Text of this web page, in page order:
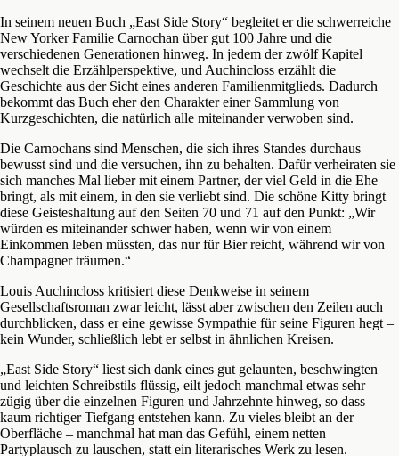
In seinem neuen Buch „East Side Story“ begleitet er die schwerreiche
New Yorker Familie Carnochan über gut 100 Jahre und die
verschiedenen Generationen hinweg. In jedem der zwölf Kapitel
wechselt die Erzählperspektive, und Auchincloss erzählt die
Geschichte aus der Sicht eines anderen Familienmitglieds. Dadurch
bekommt das Buch eher den Charakter einer Sammlung von
Kurzgeschichten, die natürlich alle miteinander verwoben sind.
Die Carnochans sind Menschen, die sich ihres Standes durchaus
bewusst sind und die versuchen, ihn zu behalten. Dafür verheiraten sie
sich manches Mal lieber mit einem Partner, der viel Geld in die Ehe
bringt, als mit einem, in den sie verliebt sind. Die schöne Kitty bringt
diese Geisteshaltung auf den Seiten 70 und 71 auf den Punkt: „Wir
würden es miteinander schwer haben, wenn wir von einem
Einkommen leben müssten, das nur für Bier reicht, während wir von
Champagner träumen.“
Louis Auchincloss kritisiert diese Denkweise in seinem
Gesellschaftsroman zwar leicht, lässt aber zwischen den Zeilen auch
durchblicken, dass er eine gewisse Sympathie für seine Figuren hegt –
kein Wunder, schließlich lebt er selbst in ähnlichen Kreisen.
„East Side Story“ liest sich dank eines gut gelaunten, beschwingten
und leichten Schreibstils flüssig, eilt jedoch manchmal etwas sehr
zügig über die einzelnen Figuren und Jahrzehnte hinweg, so dass
kaum richtiger Tiefgang entstehen kann. Zu vieles bleibt an der
Oberfläche – manchmal hat man das Gefühl, einem netten
Partyplausch zu lauschen, statt ein literarisches Werk zu lesen.